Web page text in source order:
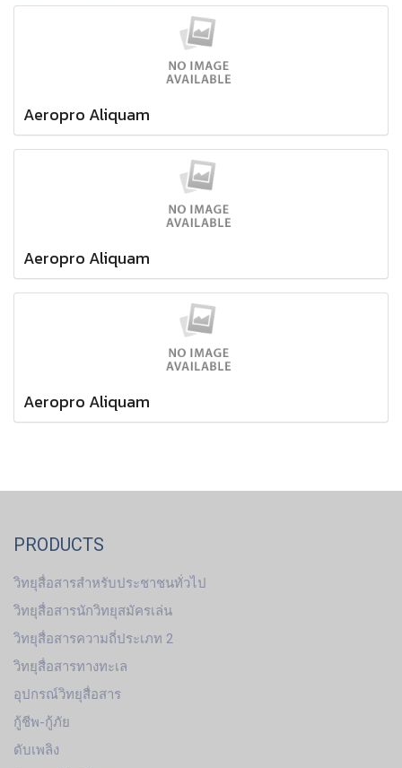
Aeropro Aliquam
Aeropro Aliquam
Aeropro Aliquam
PRODUCTS
วิทยุสื่อสารสำหรับประชาชนทั่วไป
วิทยุสื่อสารนักวิทยุสมัครเล่น
วิทยุสื่อสารความถี่ประเภท 2
วิทยุสื่อสารทางทะเล
อุปกรณ์วิทยุสื่อสาร
กู้ชีพ-กู้ภัย
ดับเพลิง